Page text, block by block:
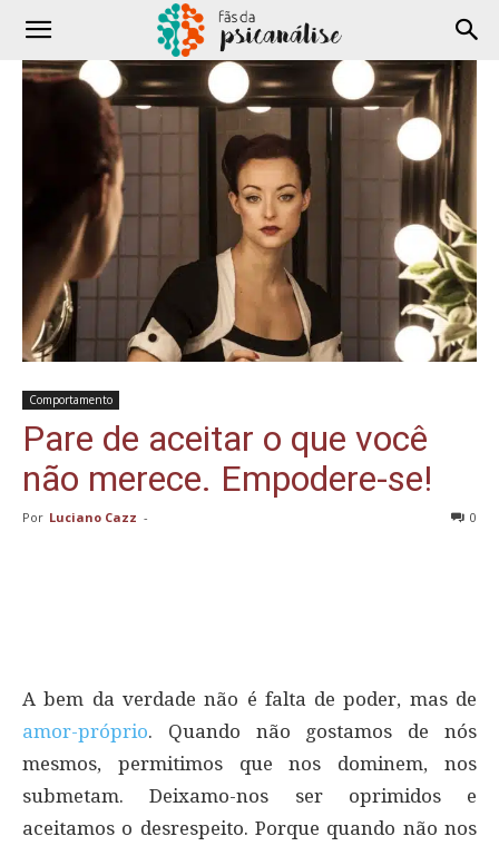
Comportamento
Pare de aceitar o que você
não merece. Empodere-se!
Por Luciano Cazz - 0
A bem da verdade não é falta de poder, mas de
amor-próprio. Quando não gostamos de nós
mesmos, permitimos que nos dominem, nos
submetam. Deixamo-nos ser oprimidos e
aceitamos o desrespeito. Porque quando não nos